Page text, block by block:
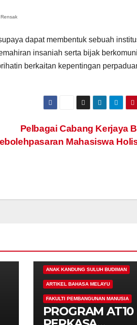
dapat membentuk sebuah
insaniah serta bijak
berkaitan kepentingan
Pelbagai Cabang Kerjaya
Mahasiswa
ANAK KANDUNG SULUH BUDIMAN
ARTIKEL BAHASA MELAYU
FAKULTI PEMBANGUNAN MANUSIA
PROGRAM AT10